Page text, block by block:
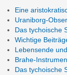
Eine
Uraniborg-
Das tychoische
Wichtige
Lebensende
Brahe-
Das tychoische